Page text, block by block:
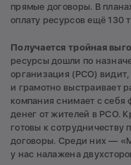
прямые договоры. В
оплату ресурсов ещё 130
Получается тройная
ресурсы дошли по
организация (РСО) видит,
и грамотно выстраивает
компания снимает с
денег от жителей в РСО.
готовы к сотрудничеству
договоры. Среди них —
у нас налажена